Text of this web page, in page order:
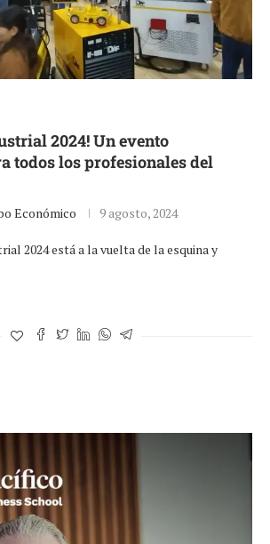
2024! Un evento
todos los profesionales del
Económico 9 agosto, 2024
2024 está a la vuelta de la esquina y